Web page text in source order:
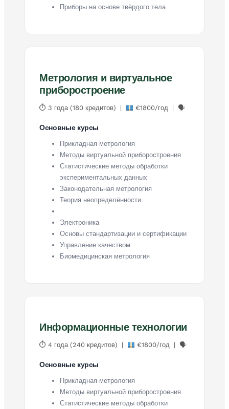
Приборы на основе твёрдого тела
Метрология и виртуальное
приборостроение
⏱ 3 года (180 кредитов) | €1800/год | 🗣
Основные курсы
Прикладная метрология
Методы виртуальной приборостроения
Статистические методы обработки
экспериментальных данных
Законодательная метрология
Теория неопределённости
Электроника
Основы стандартизации и сертификации
Управление качеством
Биомедицинская метрология
Информационные технологии
⏱ 4 года (240 кредитов) | €1800/год | 🗣
Основные курсы
Прикладная метрология
Методы виртуальной приборостроения
Статистические методы обработки